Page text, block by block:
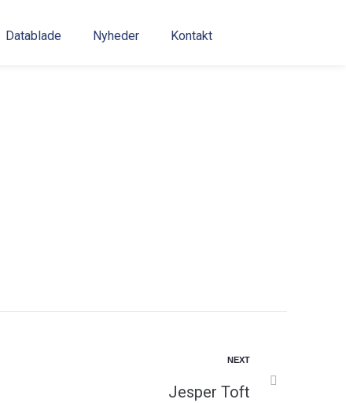
Datablade Nyheder Kontakt
NEXT
Jesper Toft